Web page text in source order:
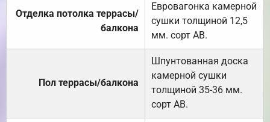
Отделка потолка террасы/
балкона
Евровагонка камерной
сушки толщиной 12,5
мм. сорт АВ.
Пол террасы/балкона
Шпунтованная доска
камерной сушки
толщиной 35-36 мм.
сорт АВ.